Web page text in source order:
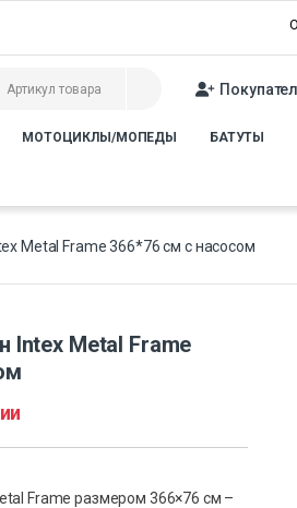
МОТОЦИКЛЫ/МОПЕДЫ БАТУТЫ
Metal Frame 366*76 см с насосом
Intex Metal Frame
Frame размером 366×76 см –